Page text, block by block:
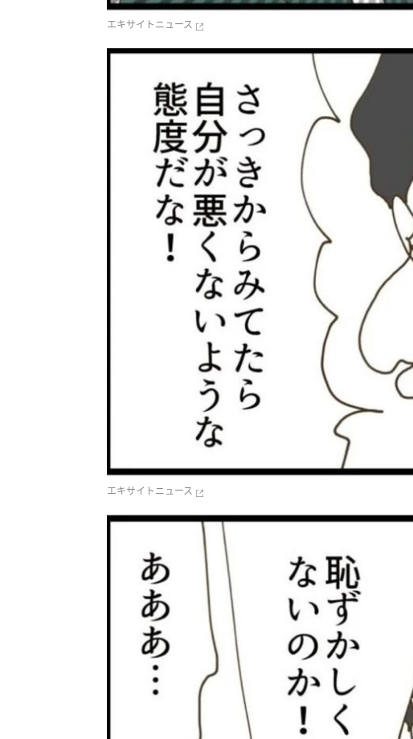
エキサイトニュース
エキサイトニュース